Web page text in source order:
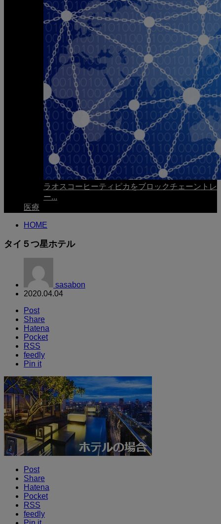
ラオスコーヒーティピカをブロックチェーントレ
ー...
医療
HOME
タイ５つ星ホテル
sasabon
2020.04.04
Post
Share
Hatena
Pocket
RSS
feedly
Pin it
Post
Share
Hatena
Pocket
RSS
feedly